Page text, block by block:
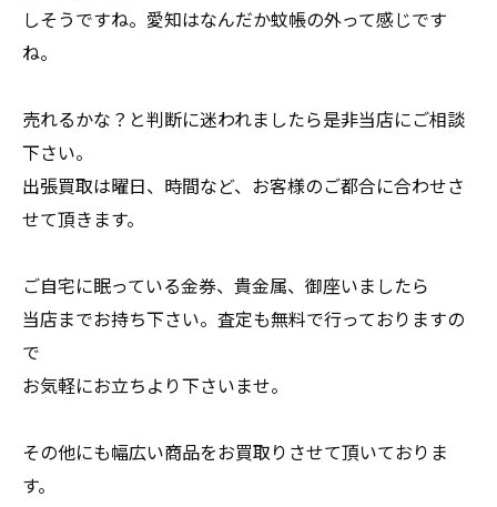
しそうですね。愛知はなんだか蚊帳の外って感じです
ね。
売れるかな？と判断に迷われましたら是非当店にご相談
下さい。
出張買取は曜日、時間など、お客様のご都合に合わせさ
せて頂きます。
ご自宅に眠っている金券、貴金属、御座いましたら
当店までお持ち下さい。査定も無料で行っておりますの
で
お気軽にお立ちより下さいませ。
その他にも幅広い商品をお買取りさせて頂いておりま
す。